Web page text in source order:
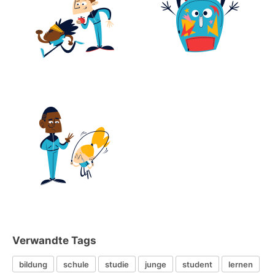
Verwandte Tags
bildung schule studie junge student lernen